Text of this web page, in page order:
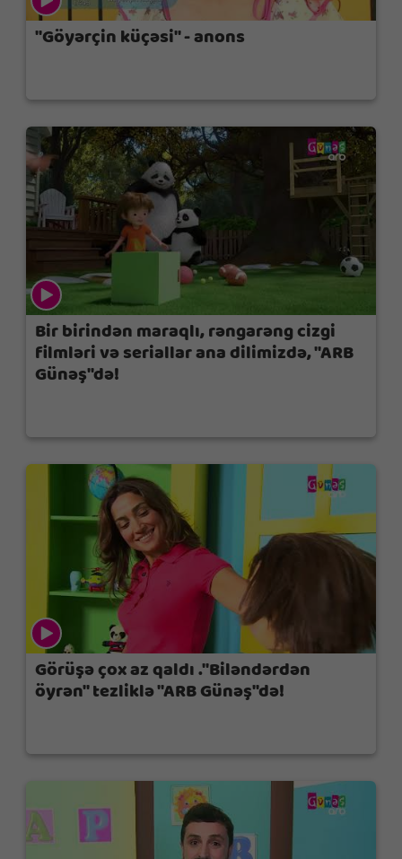
"Göyərçin küçəsi" - anons
Bir birindən maraqlı, rəngarəng cizgi
filmləri və seriallar ana dilimizdə, "ARB
Günəş"də!
Görüşə çox az qaldı ."Biləndərdən
öyrən" tezliklə "ARB Günəş"də!